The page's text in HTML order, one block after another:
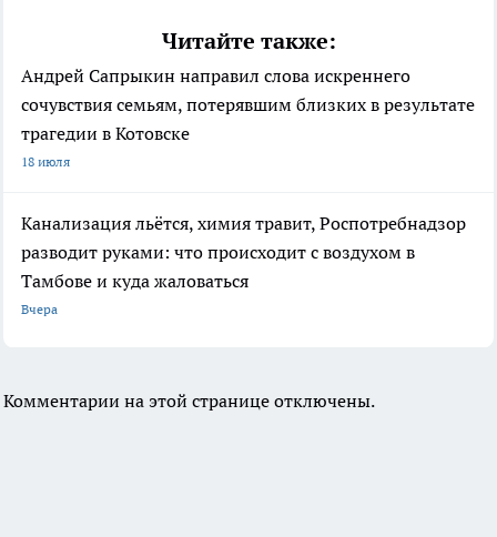
Читайте также:
Андрей Сапрыкин направил слова искреннего
сочувствия семьям, потерявшим близких в результате
трагедии в Котовске
18 июля
Канализация льётся, химия травит, Роспотребнадзор
разводит руками: что происходит с воздухом в
Тамбове и куда жаловаться
Вчера
Комментарии на этой странице отключены.